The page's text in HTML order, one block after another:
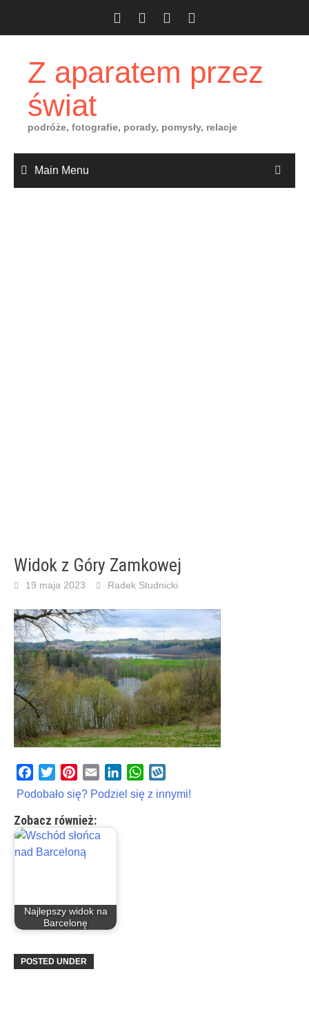
Z aparatem przez
świat
podróże, fotografie, porady, pomysły, relacje
Main Menu
Widok z Góry Zamkowej
19 maja 2023 Radek Studnicki
Facebook
TwitterPinterest
Email LinkedInWhatsApp
Podobało się? Podziel się z innymi!
Zobacz również:
Najlepszy widok na
Barcelonę
POSTED UNDER